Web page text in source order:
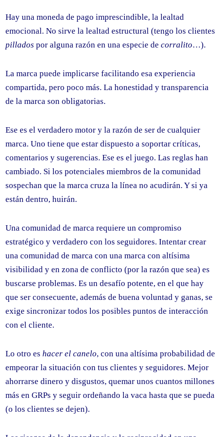
Hay una moneda de pago imprescindible, la lealtad
emocional. No sirve la lealtad estructural (tengo los clientes
pillados por alguna razón en una especie decorralito…).
La marca puede implicarse facilitando esa experiencia
compartida, pero poco más. La honestidad y transparencia
de la marca son obligatorias.
Ese es el verdadero motor y la razón de ser de cualquier
marca. Uno tiene que estar dispuesto a soportar críticas,
comentarios y sugerencias. Ese es el juego. Las reglas han
cambiado. Si los potenciales miembros de la comunidad
sospechan que la marca cruza la línea no acudirán. Y si ya
están dentro, huirán.
Una comunidad de marca requiere un compromiso
estratégico y verdadero con los seguidores. Intentar crear
una comunidad de marca con una marca con altísima
visibilidad y en zona de conflicto (por la razón que sea) es
buscarse problemas. Es un desafío potente, en el que hay
que ser consecuente, además de buena voluntad y ganas, se
exige sincronizar todos los posibles puntos de interacción
con el cliente.
Lo otro eshacer el canelo, con una altísima probabilidad de
empeorar la situación con tus clientes y seguidores. Mejor
ahorrarse dinero y disgustos, quemar unos cuantos millones
más en GRPs y seguir ordeñando la vaca hasta que se pueda
(o los clientes se dejen).